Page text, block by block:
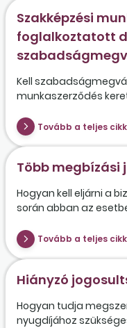
Szakképzési
foglalkoztatott
Kell
munkaszerződés
Tovább a teljes
Több megbízási
Hogyan kell eljárni a
során abban az
Tovább a teljes
Hiányzó
Hogyan tudja
nyugdíjához